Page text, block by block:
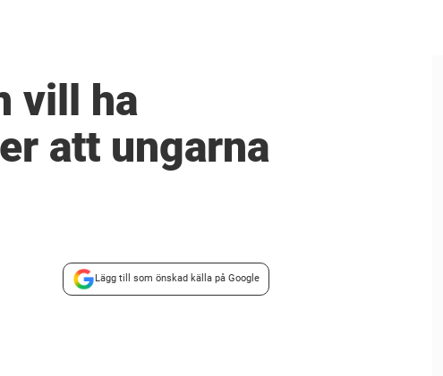
vill ha
att ungarna
Lägg till som önskad källa på Google